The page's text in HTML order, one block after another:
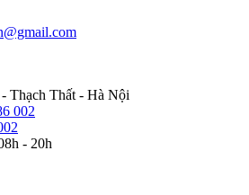
Thạch Thất - Hà Nội
002
- 20h